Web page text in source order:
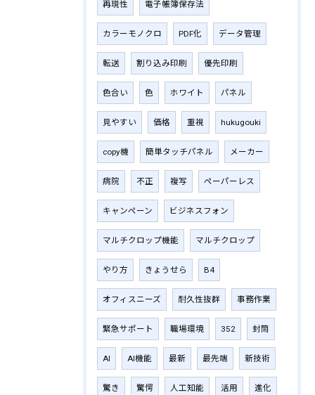
再現性 電子帳簿保存法
カラーモノクロ PDF化 データ管理
転送 割り込み印刷 優先印刷
色合い 色 ホワイト パネル
見やすい 価格 重視 hukugouki
copy機 簡単タッチパネル メーカー
病院 不正 複写 ペーパーレス
キャンペーン ビジネスフォン
マルチクロップ機能 マルチクロップ
やり方 きょうせら B4
オフィスニーズ 耐久性抜群 事務作業
緊急サポート 職場環境 352 封筒
AI AI機能 最新 最先端 新技術
驚き 驚愕 人工知能 活用 進化